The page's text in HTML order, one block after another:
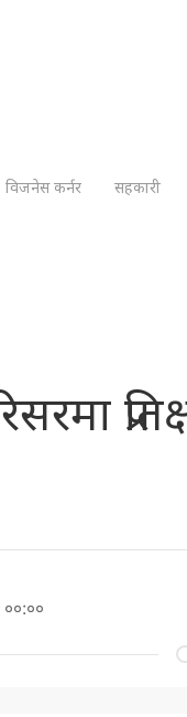
विजनेस कर्नर सहकारी
००:००